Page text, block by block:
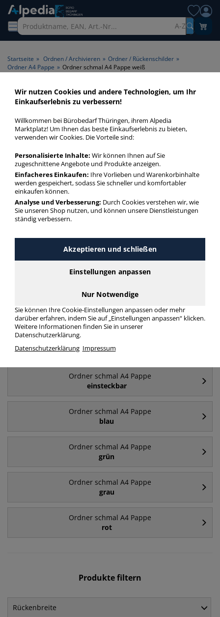
A-Z
Startseite » Ordnen / Archivieren » Ordner / Rückenschilder »
Ordner A4 Pappe » Ordner schmal A4 Pappe weiß
Ordner schmal A4 Pappe weiß
> Farbe weiß
Ordner schmal A4 Pappe weiß in bester Qualität zum
weiß mit unserer Filter-Funktion.
Ordner schmal A4 Pappe weiß
mehr Infos zur Kategorie
Ordner schmal A4 Pappe
Ordner schmal A4 Pappe
schwarz
Ordner schmal A4 Pappe
weiß
Ordner schmal A4 Pappe
einsteckbar
Ordner schmal A4 Pappe
blau
Ordner schmal A4 Pappe
grün
Ordner schmal A4 Pappe
grau
Ordner schmal A4 Pappe
rot
Produkte filtern
Rückenbreite
Wir nutzen Cookies und andere Technologien, um Ihr
Einkaufserlebnis zu verbessern!
Willkommen bei Bürobedarf Thüringen, ihrem Alpedia
Marktplatz! Um Ihnen das beste Einkaufserlebnis zu bieten,
verwenden wir Cookies. Die Vorteile sind:
Personalisierte Inhalte: Wir können Ihnen auf Sie
zugeschnittene Angebote und Produkte anzeigen.
Einfacheres Einkaufen: Ihre Vorlieben und Warenkorbinhalte
werden gespeichert, sodass Sie schneller und komfortabler
einkaufen können.
Analyse und Verbesserung: Durch Cookies verstehen wir, wie
Sie unseren Shop nutzen, und können unsere Dienstleistungen
ständig verbessern.
Akzeptieren und schließen
Einstellungen anpassen
Nur Notwendige
Sie können Ihre Cookie-Einstellungen anpassen oder mehr
darüber erfahren, indem Sie auf „Einstellungen anpassen“ klicken.
Weitere Informationen finden Sie in unserer
Datenschutzerklärung.
Datenschutzerklärung Impressum